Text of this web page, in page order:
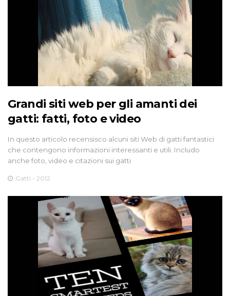
Grandi siti web per gli amanti dei
gatti: fatti, foto e video
In questo articolo recensisco alcuni siti Web di gatti fantastici
che contengono informazioni interessanti e utili. Includo
anche foto, video e citazioni sui gatti
Gatti - 2012